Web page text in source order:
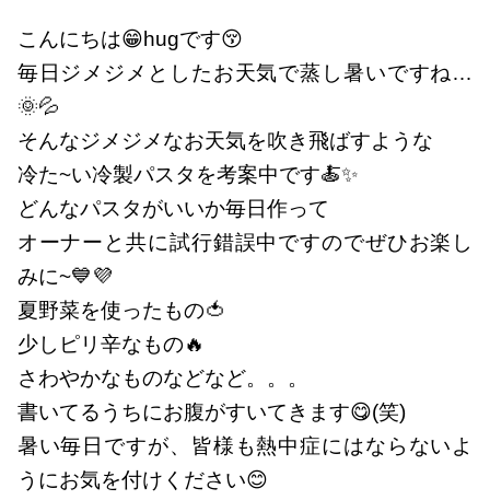
こんにちは😁hugです😚
毎日ジメジメとしたお天気で蒸し暑いですね…
🌞💦
そんなジメジメなお天気を吹き飛ばすような
冷た~い冷製パスタを考案中です🍝✨
どんなパスタがいいか毎日作って
オーナーと共に試行錯誤中ですのでぜひお楽し
みに~💙💜
夏野菜を使ったもの🍅
少しピリ辛なもの🔥
さわやかなものなどなど。。。
書いてるうちにお腹がすいてきます😋(笑)
暑い毎日ですが、皆様も熱中症にはならないよ
うにお気を付けください😊